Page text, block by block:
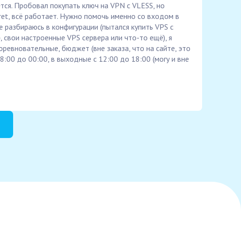
Пробовал покупать ключ на VPN с VLESS, но
всё работает. Нужно помочь именно со входом в
в конфигурации (пытался купить VPS с
настроенные VPS сервера или что-то ещё), я
бюджет (вне заказа, что на сайте, это
до 00:00, в выходные с 12:00 до 18:00 (могу и вне